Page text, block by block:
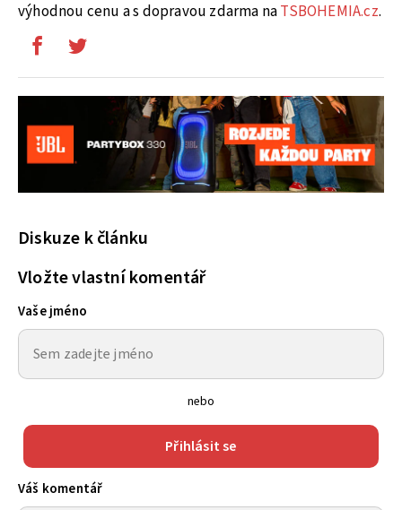
výhodnou cenu a s dopravou zdarma naTSBOHEMIA.cz.
Diskuze k článku
Vložte vlastní komentář
Vaše jméno
nebo
Přihlásit se
Váš komentář